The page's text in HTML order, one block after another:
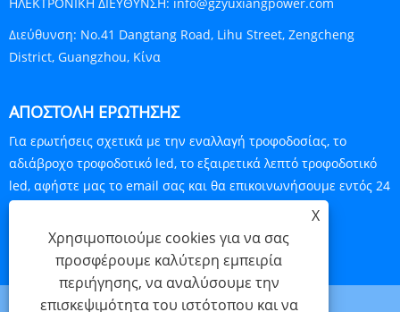
Διεύθυνση: No.41 Dangtang Road, Lihu Street, Zengcheng
District, Guangzhou, Κίνα
ΑΠΟΣΤΟΛΉ ΕΡΏΤΗΣΗΣ
Για ερωτήσεις σχετικά με την εναλλαγή τροφοδοσίας, το
αδιάβροχο τροφοδοτικό led, το εξαιρετικά λεπτό τροφοδοτικό
led, αφήστε μας το email σας και θα επικοινωνήσουμε εντός 24
ωρών.
ΕΡΕΥΝΑ ΤΩΡΑ
X
Χρησιμοποιούμε cookies για να σας
προσφέρουμε καλύτερη εμπειρία
περιήγησης, να αναλύσουμε την
επισκεψιμότητα του ιστότοπου και να